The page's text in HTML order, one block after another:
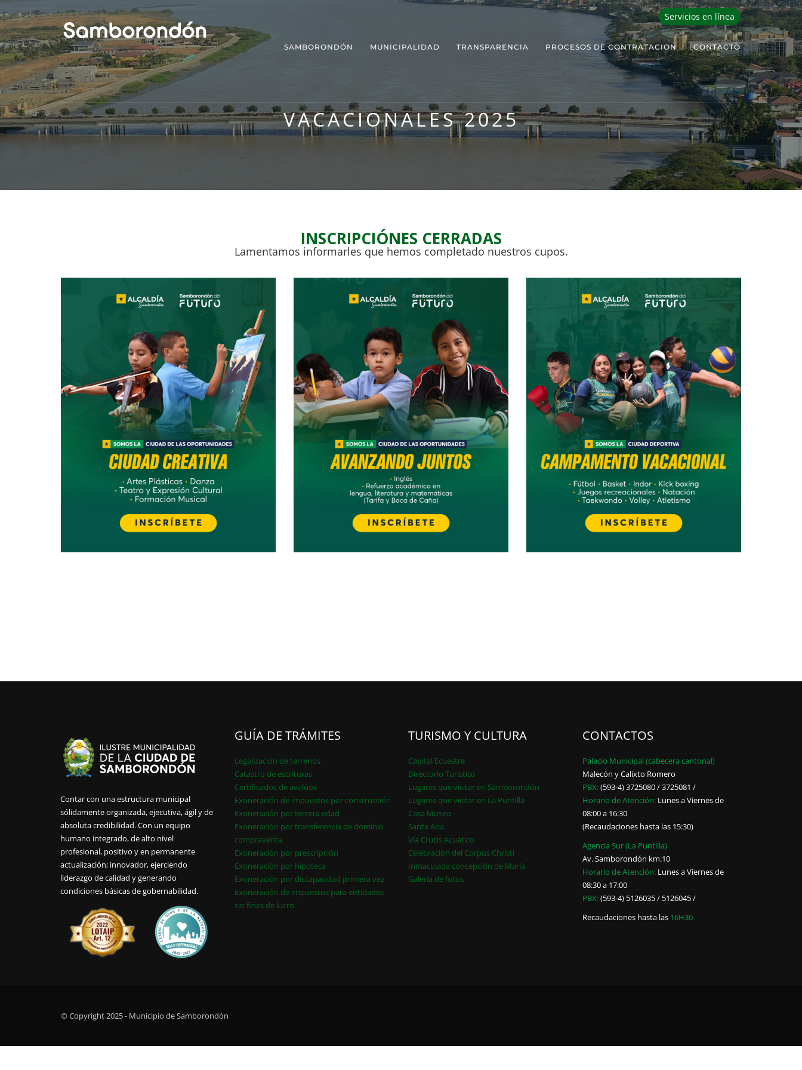
Servicios en línea
SAMBORONDÓN MUNICIPALIDAD TRANSPARENCIA PROCESOS DE CONTRATACION CONTACTO
VACACIONALES 2025
INSCRIPCIÓNES CERRADAS
Lamentamos informarles que hemos completado nuestros cupos.
Contar con una estructura municipal
sólidamente organizada, ejecutiva, ágil y de
absoluta credibilidad. Con un equipo
humano integrado, de alto nivel
profesional, positivo y en permanente
actualización; innovador, ejerciendo
liderazgo de calidad y generando
condiciones básicas de gobernabilidad.
GUÍA DE TRÁMITES
Legalización de terrenos
Catastro de escrituras
Certificados de avalúos
Exoneración de impuestos por construcción
Exoneración por tercera edad
Exoneración por transferencia de dominio
compraventa
Exoneración por prescripción
Exoneración por hipoteca
Exoneración por discapacidad primera vez
Exoneración de impuestos para entidades
sin fines de lucro
TURISMO Y CULTURA
Capital Ecuestre
Directorio Turístico
Lugares que visitar en Samborondón
Lugares que visitar en La Puntilla
Casa Museo
Santa Ana
Vía Crucis Acuático
Celebración del Corpus Christi
Inmaculada concepción de María
Galería de fotos
CONTACTOS
Palacio Municipal (cabecera cantonal)
Malecón y Calixto Romero
PBX:(593-4) 3725080 / 3725081 /
Horario de Atención:Lunes a Viernes de
08:00 a 16:30
(Recaudaciones hasta las 15:30)
Agencia Sur (La Puntilla)
Av. Samborondón km.10
Horario de Atención:Lunes a Viernes de
08:30 a 17:00
PBX:(593-4) 5126035 / 5126045 /
Recaudaciones hasta las 16H30
© Copyright 2025 - Municipio de Samborondón